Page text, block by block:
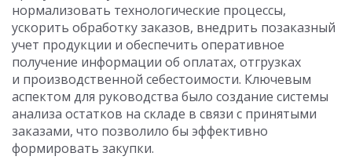
нормализовать технологические процессы,
ускорить обработку заказов, внедрить позаказный
учет продукции и обеспечить оперативное
получение информации об оплатах, отгрузках
и производственной себестоимости. Ключевым
аспектом для руководства было создание системы
анализа остатков на складе в связи с принятыми
заказами, что позволило бы эффективно
формировать закупки.